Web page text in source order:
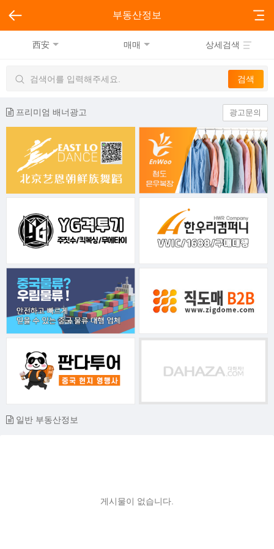
부동산정보
西安 매매 상세검색
프리미엄 배너광고 광고문의
일반 부동산정보
게시물이 없습니다.